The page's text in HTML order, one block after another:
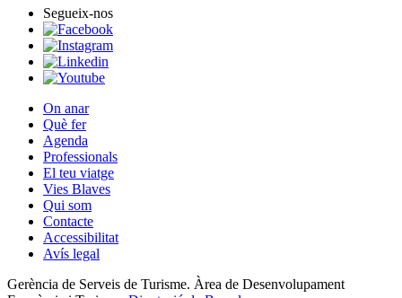
Segueix-nos
On anar
Què fer
Agenda
Professionals
El teu viatge
Vies Blaves
Qui som
Contacte
Accessibilitat
Avís legal
Gerència de Serveis de Turisme. Àrea de Desenvolupament